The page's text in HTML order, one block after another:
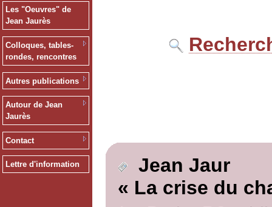
Les "Oeuvres" de
Jean Jaurès
Colloques, tables-
rondes, rencontres
Autres publications
Autour de Jean
Jaurès
Contact
Lettre d'information
Jean Jaur
« La crise du